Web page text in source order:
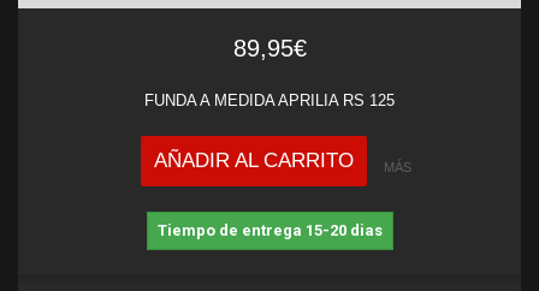
89,95€
FUNDA A MEDIDA APRILIA RS 125
AÑADIR AL CARRITO MÁS
Tiempo de entrega 15-20 dias